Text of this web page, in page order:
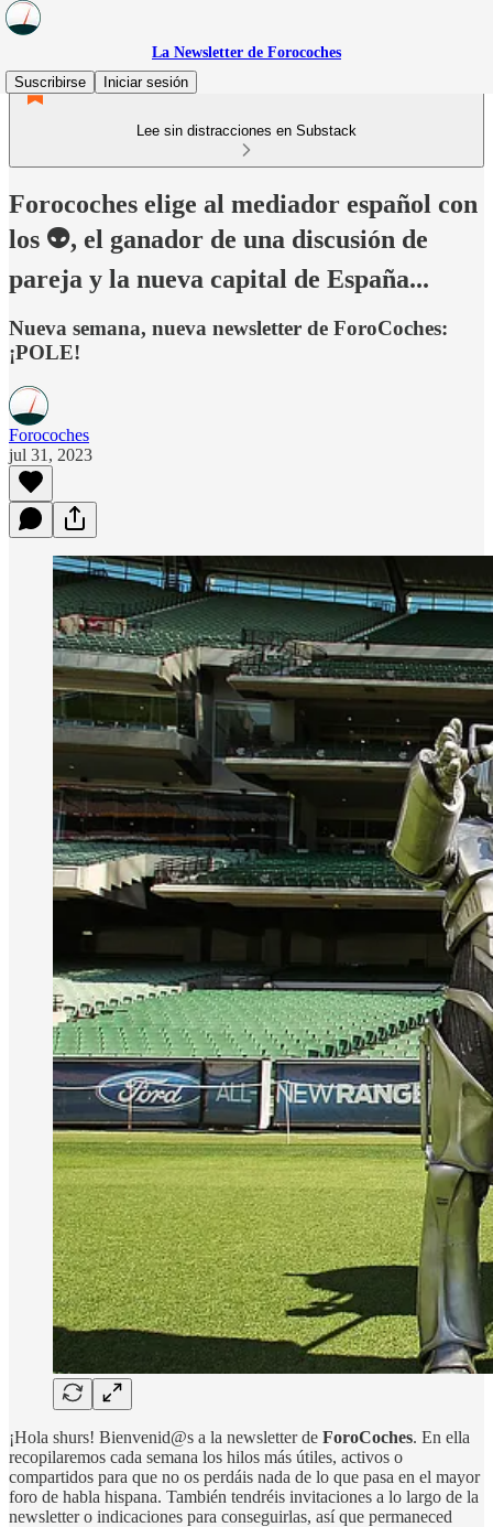
La Newsletter de Forocoches
Suscribirse
Iniciar sesión
Lee sin distracciones en Substack
Forocoches elige al mediador español con
los 👽, el ganador de una discusión de
pareja y la nueva capital de España...
Nueva semana, nueva newsletter de ForoCoches:
¡POLE!
Forocoches
jul 31, 2023
¡Hola shurs! Bienvenid@s a la newsletter de ForoCoches. En ella
recopilaremos cada semana los hilos más útiles, activos o
compartidos para que no os perdáis nada de lo que pasa en el mayor
foro de habla hispana. También tendréis invitaciones a lo largo de la
newsletter o indicaciones para conseguirlas, así que permaneced